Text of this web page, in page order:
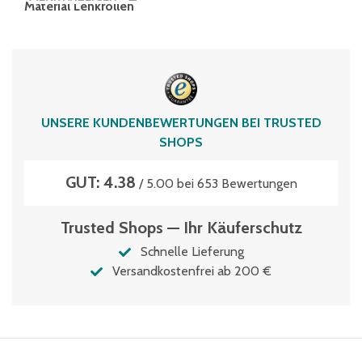
Material Lenkrollen
114 Liter
UNSERE KUNDENBEWERTUNGEN BEI TRUSTED
SHOPS
GUT: 4.38 / 5.00 bei 653 Bewertungen
Trusted Shops — Ihr Käuferschutz
Schnelle Lieferung
Versandkostenfrei ab 200 €